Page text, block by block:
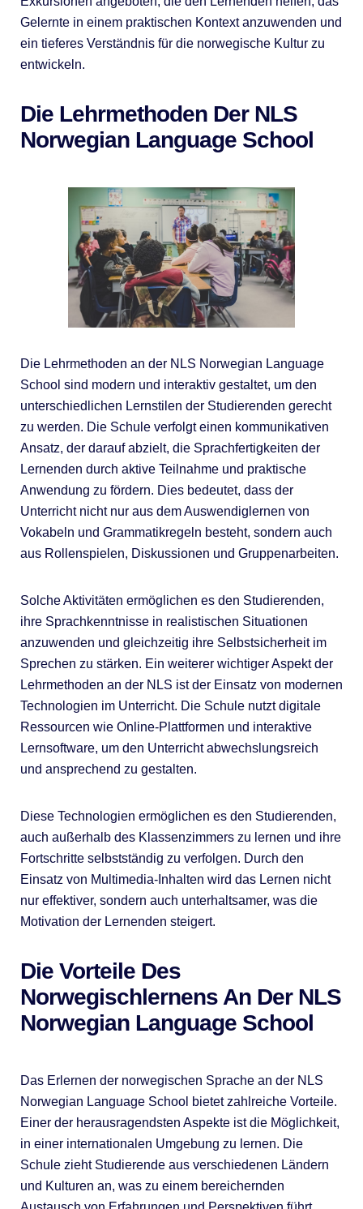
Gelernte in einem praktischen Kontext anzuwenden und
ein tieferes Verständnis für die norwegische Kultur zu
entwickeln.
Die Lehrmethoden Der NLS
Norwegian Language School
Die Lehrmethoden an der NLS Norwegian Language
School sind modern und interaktiv gestaltet, um den
unterschiedlichen Lernstilen der Studierenden gerecht
zu werden. Die Schule verfolgt einen kommunikativen
Ansatz, der darauf abzielt, die Sprachfertigkeiten der
Lernenden durch aktive Teilnahme und praktische
Anwendung zu fördern. Dies bedeutet, dass der
Unterricht nicht nur aus dem Auswendiglernen von
Vokabeln und Grammatikregeln besteht, sondern auch
aus Rollenspielen, Diskussionen und Gruppenarbeiten.
Solche Aktivitäten ermöglichen es den Studierenden,
ihre Sprachkenntnisse in realistischen Situationen
anzuwenden und gleichzeitig ihre Selbstsicherheit im
Sprechen zu stärken. Ein weiterer wichtiger Aspekt der
Lehrmethoden an der NLS ist der Einsatz von modernen
Technologien im Unterricht. Die Schule nutzt digitale
Ressourcen wie Online-Plattformen und interaktive
Lernsoftware, um den Unterricht abwechslungsreich
und ansprechend zu gestalten.
Diese Technologien ermöglichen es den Studierenden,
auch außerhalb des Klassenzimmers zu lernen und ihre
Fortschritte selbstständig zu verfolgen. Durch den
Einsatz von Multimedia-Inhalten wird das Lernen nicht
nur effektiver, sondern auch unterhaltsamer, was die
Motivation der Lernenden steigert.
Die Vorteile Des
Norwegischlernens An Der NLS
Norwegian Language School
Das Erlernen der norwegischen Sprache an der NLS
Norwegian Language School bietet zahlreiche Vorteile.
Einer der herausragendsten Aspekte ist die Möglichkeit,
in einer internationalen Umgebung zu lernen. Die
Schule zieht Studierende aus verschiedenen Ländern
und Kulturen an, was zu einem bereichernden